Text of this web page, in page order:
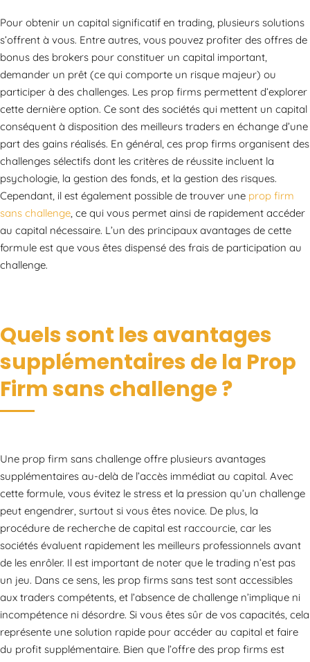
Pour obtenir un capital significatif en trading, plusieurs solutions
s’offrent à vous. Entre autres, vous pouvez profiter des offres de
bonus des brokers pour constituer un capital important,
demander un prêt (ce qui comporte un risque majeur) ou
participer à des challenges. Les prop firms permettent d’explorer
cette dernière option. Ce sont des sociétés qui mettent un capital
conséquent à disposition des meilleurs traders en échange d’une
part des gains réalisés. En général, ces prop firms organisent des
challenges sélectifs dont les critères de réussite incluent la
psychologie, la gestion des fonds, et la gestion des risques.
Cependant, il est également possible de trouver une prop firm
sans challenge, ce qui vous permet ainsi de rapidement accéder
au capital nécessaire. L’un des principaux avantages de cette
formule est que vous êtes dispensé des frais de participation au
challenge.
Quels sont les avantages
supplémentaires de la Prop
Firm sans challenge ?
Une prop firm sans challenge offre plusieurs avantages
supplémentaires au-delà de l’accès immédiat au capital. Avec
cette formule, vous évitez le stress et la pression qu’un challenge
peut engendrer, surtout si vous êtes novice. De plus, la
procédure de recherche de capital est raccourcie, car les
sociétés évaluent rapidement les meilleurs professionnels avant
de les enrôler. Il est important de noter que le trading n’est pas
un jeu. Dans ce sens, les prop firms sans test sont accessibles
aux traders compétents, et l’absence de challenge n’implique ni
incompétence ni désordre. Si vous êtes sûr de vos capacités, cela
représente une solution rapide pour accéder au capital et faire
du profit supplémentaire. Bien que l’offre des prop firms est